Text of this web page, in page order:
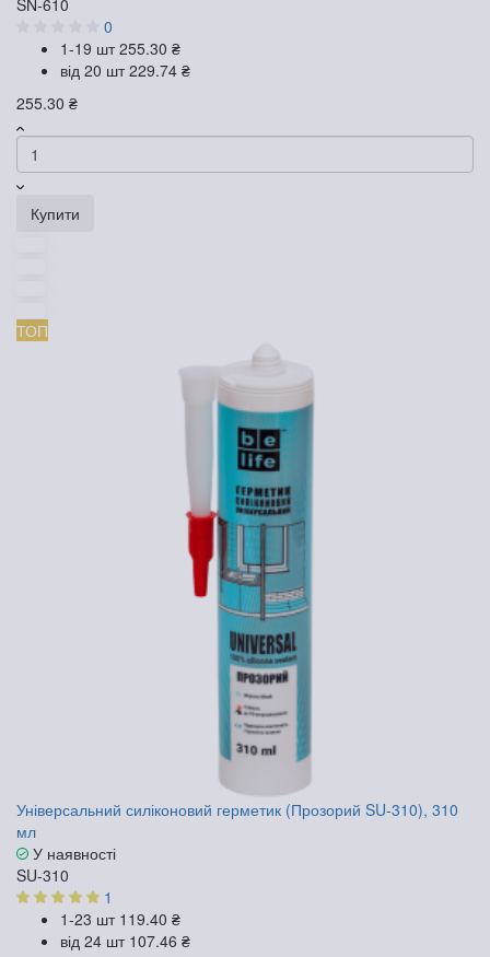
0
1-19 шт255.30 ₴
від 20 шт229.74 ₴
255.30 ₴
Купити
ТОП
Універсальний силіконовий герметик (Прозорий SU-310), 310
мл
У наявності
SU-310
1
1-23 шт 119.40 ₴
від 24 шт 107.46 ₴